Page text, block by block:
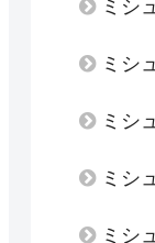
ミシ
ミシ
ミシ
ミシ
ミシ